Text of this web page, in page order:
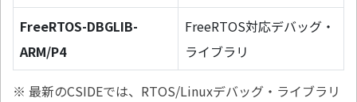
FreeRTOS-DBGLIB-
ARM/P4
FreeRTOS対応デバッグ・
ライブラリ
※ 最新のCSIDEでは、RTOS/Linuxデバッグ・ライブラリ